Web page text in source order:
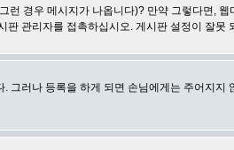
경우 메시지가 나옵니다)? 만약 그렇다면,
관리자를 접촉하십시오. 게시판 설정이 잘못
러나 등록을 하게 되면 손님에게는 주어지